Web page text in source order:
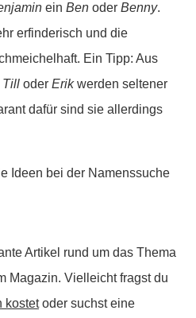
ein Ben oder Benny.
erfinderisch und die
Ein Tipp: Aus
Till oder Erikwerden seltener
dafür sind sie allerdings
Ideen bei der Namenssuche
Artikel rund um das Thema
Magazin. Vielleicht fragst du
kostetoder suchst eine